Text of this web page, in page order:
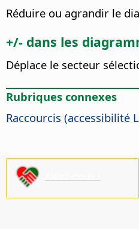
Réduire ou agrandir le
+/- dans les
Déplace le secteur
Rubriques connexes
Raccourcis (accessibilité